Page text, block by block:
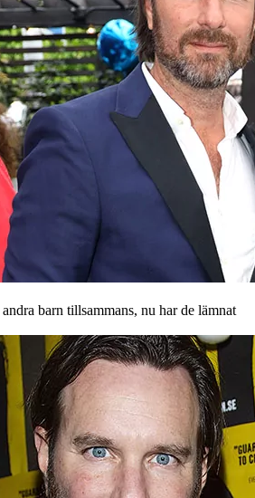
barn tillsammans, nu har de lämnat